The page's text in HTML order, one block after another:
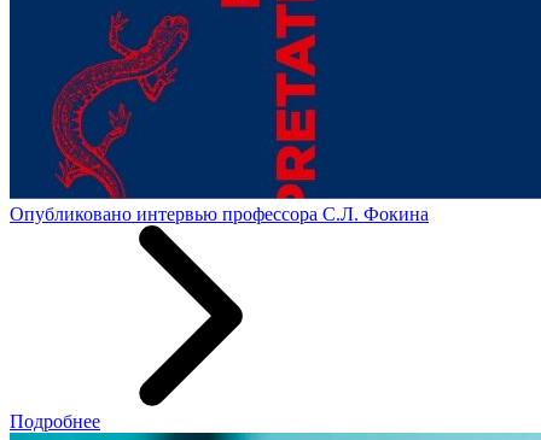
Опубликовано интервью профессора С.Л. Фокина
Подробнее